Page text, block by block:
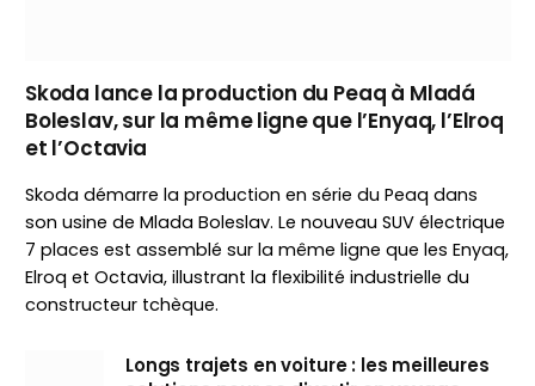
Skoda lance la production du Peaq à Mladá
Boleslav, sur la même ligne que l’Enyaq, l’Elroq
et l’Octavia
Skoda démarre la production en série du Peaq dans
son usine de Mlada Boleslav. Le nouveau SUV électrique
7 places est assemblé sur la même ligne que les Enyaq,
Elroq et Octavia, illustrant la flexibilité industrielle du
constructeur tchèque.
Longs trajets en voiture : les meilleures